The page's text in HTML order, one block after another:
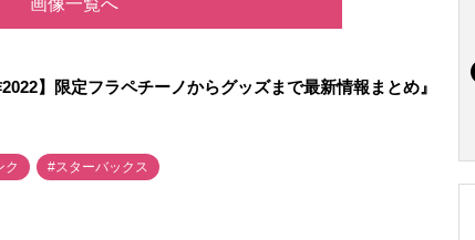
】限定フラペチーノからグッズまで最新情報まとめ』
ク #スターバックス